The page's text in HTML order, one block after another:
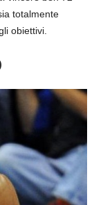
totalmente
obiettivi.